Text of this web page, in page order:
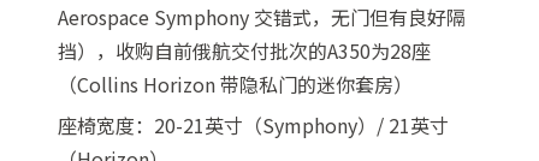
Aerospace Symphony 交错式，无门但有良好隔
挡），收购自前俄航交付批次的A350为28座
（Collins Horizon 带隐私门的迷你套房）
座椅宽度：20-21英寸（Symphony）/ 21英寸